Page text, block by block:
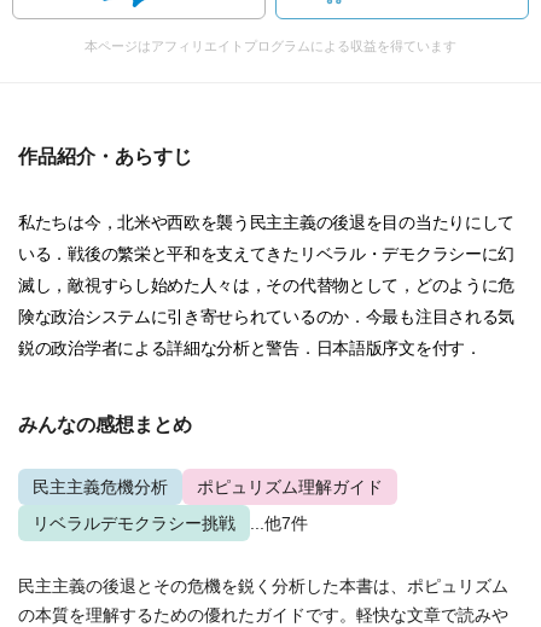
本ページはアフィリエイトプログラムによる収益を得ています
作品紹介・あらすじ
私たちは今，北米や西欧を襲う民主主義の後退を目の当たりにして
いる．戦後の繁栄と平和を支えてきたリベラル・デモクラシーに幻
滅し，敵視すらし始めた人々は，その代替物として，どのように危
険な政治システムに引き寄せられているのか．今最も注目される気
鋭の政治学者による詳細な分析と警告．日本語版序文を付す．
みんなの感想まとめ
民主主義危機分析
ポピュリズム理解ガイド
リベラルデモクラシー挑戦
...他7件
民主主義の後退とその危機を鋭く分析した本書は、ポピュリズム
の本質を理解するための優れたガイドです。軽快な文章で読みや